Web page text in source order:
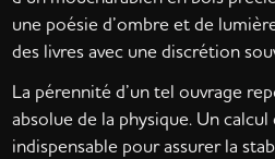
une poésie d’ombre et de
des livres avec une discrétion
La pérennité d’un tel ouvrage
absolue de la physique. Un
indispensable pour assurer la